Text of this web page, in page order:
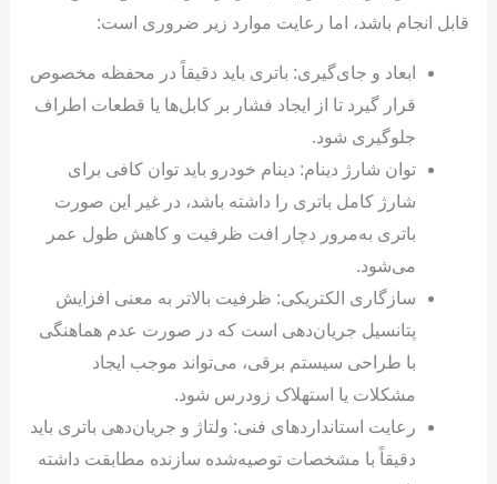
قابل انجام باشد، اما رعایت موارد زیر ضروری است:
ابعاد و جای‌گیری: باتری باید دقیقاً در محفظه مخصوص
قرار گیرد تا از ایجاد فشار بر کابل‌ها یا قطعات اطراف
جلوگیری شود.
توان شارژ دینام: دینام خودرو باید توان کافی برای
شارژ کامل باتری را داشته باشد، در غیر این صورت
باتری به‌مرور دچار افت ظرفیت و کاهش طول عمر
می‌شود.
سازگاری الکتریکی: ظرفیت بالاتر به معنی افزایش
پتانسیل جریان‌دهی است که در صورت عدم هماهنگی
با طراحی سیستم برقی، می‌تواند موجب ایجاد
مشکلات یا استهلاک زودرس شود.
رعایت استانداردهای فنی: ولتاژ و جریان‌دهی باتری باید
دقیقاً با مشخصات توصیه‌شده سازنده مطابقت داشته